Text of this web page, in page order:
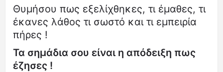
Θυμήσου πως εξελίχθηκες, τι έμαθες, τι
έκανες λάθος τι σωστό και τι εμπειρία
πήρες !
Τα σημάδια σου είναι η απόδειξη πως
έζησες !